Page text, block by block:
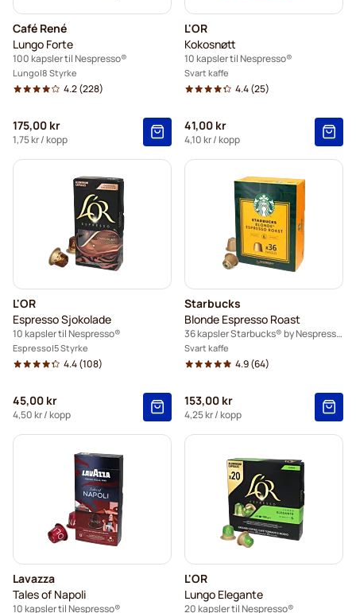
Café René
Lungo Forte
100 kapsler til Nespresso®
Lungo 8 Styrke
4.2(228)
175,00 kr
1,75 kr/ kopp
L'OR
Kokosnøtt
10 kapsler til Nespresso®
Svart kaffe
4.4(25)
41,00 kr
4,10 kr/ kopp
L'OR
Espresso Sjokolade
10 kapsler til Nespresso®
Espresso 5 Styrke
4.4(108)
45,00 kr
4,50 kr/ kopp
Starbucks
Blonde Espresso Roast
36 kapsler Starbucks® by Nespresso®
Svart kaffe
4.9(64)
153,00 kr
4,25 kr/ kopp
Lavazza
Tales of Napoli
10 kapsler til Nespresso®
L'OR
Lungo Elegante
20 kapsler til Nespresso®